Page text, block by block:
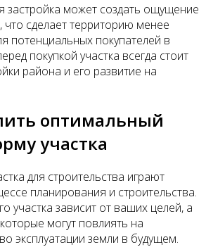
застройка может создать ощущение
что сделает территорию менее
потенциальных покупателей в
покупкой участка всегда стоит
района и его развитие на
оптимальный
участка
для строительства играют
планирования и строительства.
участка зависит от ваших целей, а
могут повлиять на
эксплуатации земли в будущем.